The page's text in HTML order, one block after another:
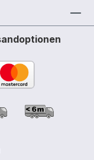
geben
folgende